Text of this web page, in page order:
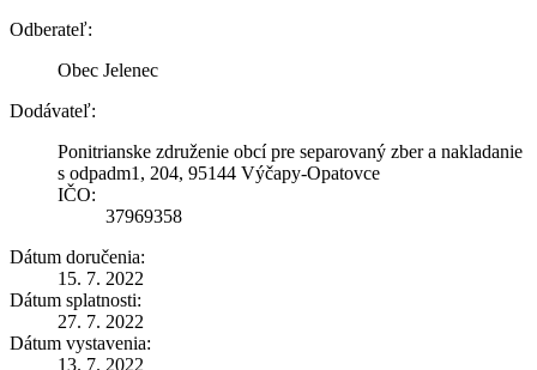
Odberateľ:
Obec Jelenec
Dodávateľ:
Ponitrianske združenie obcí pre separovaný zber a nakladanie
s odpadm1, 204, 95144 Výčapy-Opatovce
IČO:
37969358
Dátum doručenia:
15. 7. 2022
Dátum splatnosti:
27. 7. 2022
Dátum vystavenia:
13. 7. 2022